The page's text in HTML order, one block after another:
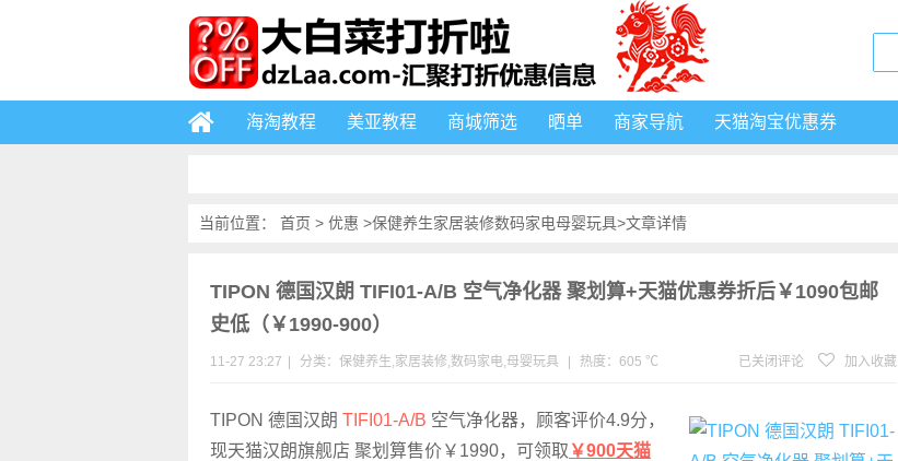
海淘教程 美亚教程 商城筛选 晒单 商家导航 天猫淘宝优惠券
当前位置： 首页 > 优惠 >保健养生家居装修数码家电母婴玩具>文章详情
TIPON 德国汉朗 TIFI01-A/B 空气净化器 聚划算+天猫优惠券折后￥1090包邮
史低（￥1990-900）
11-27 23:27 分类： 保健养生,家居装修,数码家电,母婴玩具 热度：605 ℃ 已关闭评论 加入收藏
TIPON 德国汉朗 TIFI01-A/B 空气净化器，顾客评价4.9分，
现天猫汉朗旗舰店 聚划算售价￥1990，可领取 ￥900天猫